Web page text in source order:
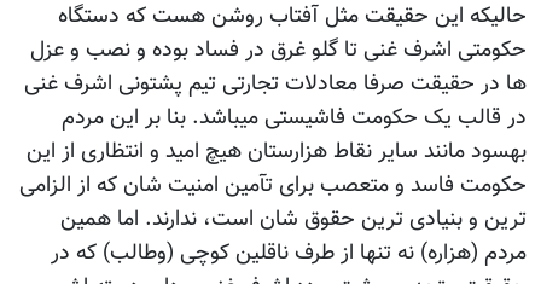
حالیکه این حقیقت مثل آفتاب روشن هست که دستگاه
حکومتی اشرف غنی تا گلو غرق در فساد بوده و نصب و عزل
ها در حقیقت صرفا معادلات تجارتی تیم پشتونی اشرف غنی
در قالب یک حکومت فاشیستی میباشد. بنا بر این مردم
بهسود مانند سایر نقاط هزارستان هیچ امید و انتظاری از این
حکومت فاسد و متعصب برای تآمین امنیت شان که از الزامی
ترین و بنیادی ترین حقوق شان است، ندارند. اما همین
مردم (هزاره) نه تنها از طرف ناقلین کوچی (وطالب) که در